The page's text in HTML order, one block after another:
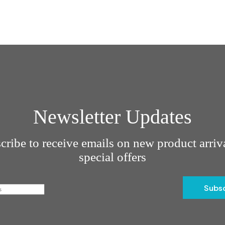
Newsletter Updates
to receive emails on new product
special offers